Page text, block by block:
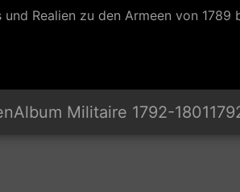
Realien zu den Armeen von 1789
Album Militaire 1792-1801